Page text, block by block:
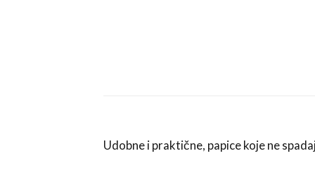
Udobne i praktične, papice koje ne